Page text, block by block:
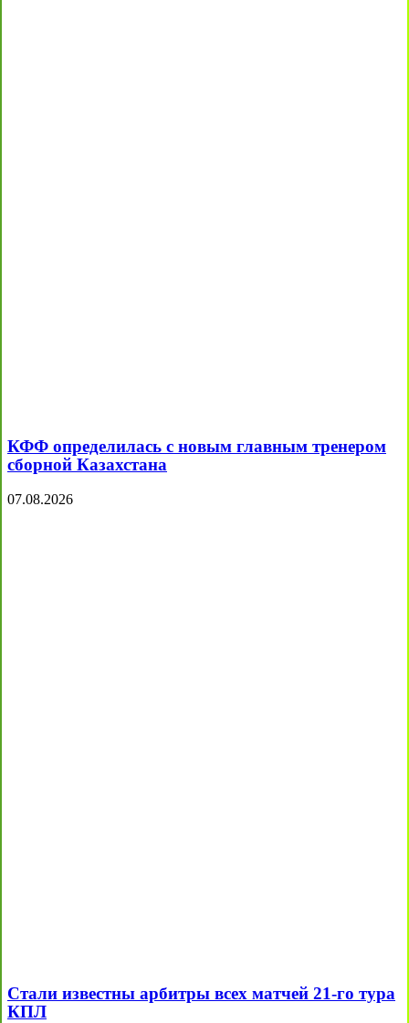
КФФ определилась с новым главным тренером
сборной Казахстана
07.08.2026
Стали известны арбитры всех матчей 21-го тура
КПЛ